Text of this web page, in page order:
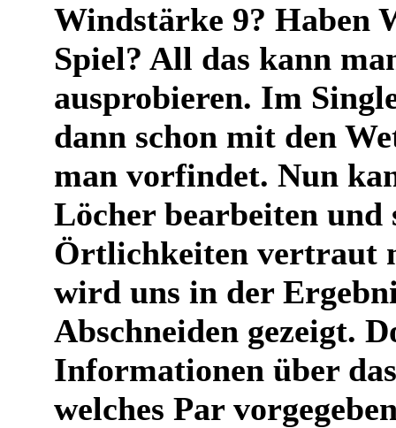
Windstärke 9? Haben
Spiel? All das kann
ausprobieren. Im
dann schon mit den
man vorfindet. Nun
Löcher bearbeiten und
Örtlichkeiten vertraut
wird uns in der
Abschneiden gezeigt.
Informationen über
welches Par